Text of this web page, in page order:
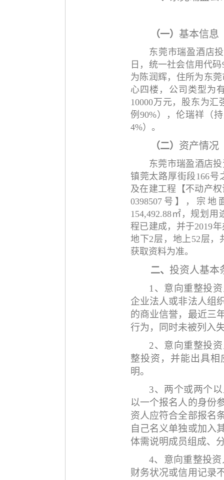
（一） 基本信息
东莞市瑞盈酒店
日，统一社会信用代码
为陈润辉，住所为东
心四楼，公司类型为
10000万元，股东为
例90%），伦瑞祥（
4%）。
（二） 资产情况
东莞市瑞盈酒店
镇莞太路厚街段166号
及在建工程【不动产
0398507号】，宗地
154,492.88㎡，规划
程已建成，并于2019
地下2层，地上52层，
获取资料为准。
二、 投资人基本
1、意向重整投
企业法人或非法人组
的商业信誉，最近三
行为，同时未被列入
2、意向重整投
整投资，并能出具
明。
3、两个或两个
以一个报名人的身份
资人应符合全部报名
自己名义单独或加入
体需说明成员组成、
4、意向重整投
财务状况或信用记录